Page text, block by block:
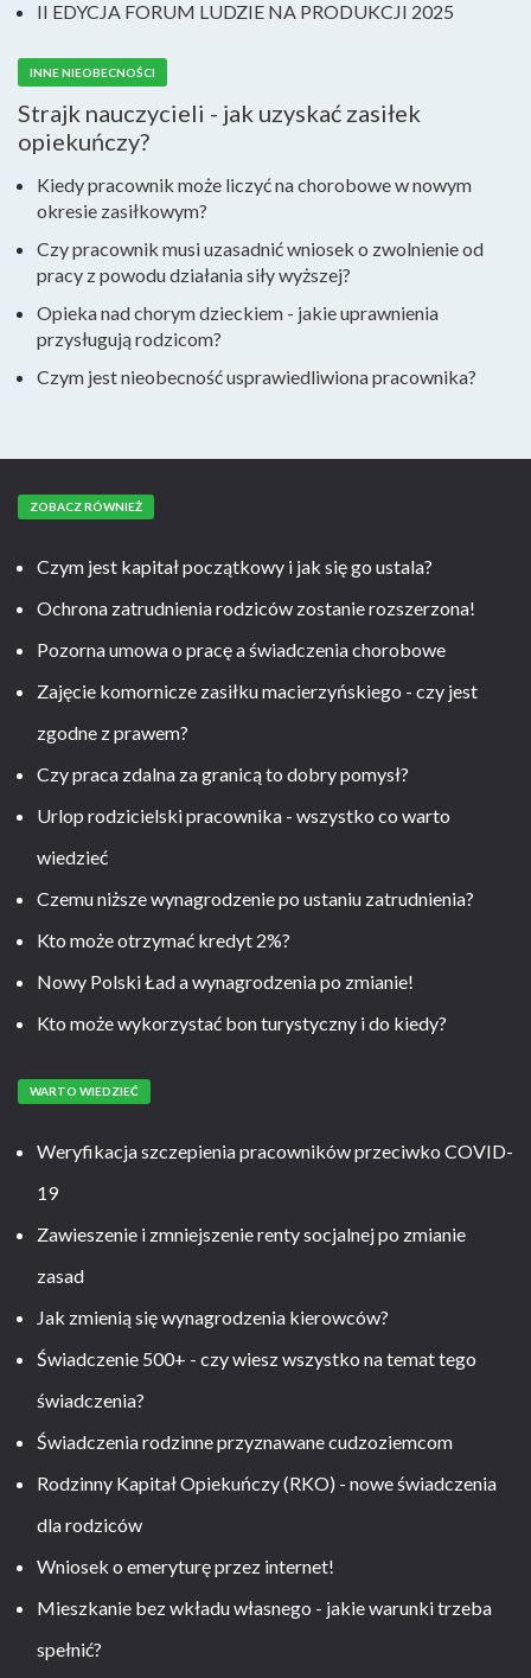
II EDYCJA FORUM LUDZIE NA PRODUKCJI 2025
INNE NIEOBECNOŚCI
Strajk nauczycieli - jak uzyskać zasiłek
opiekuńczy?
Kiedy pracownik może liczyć na chorobowe w nowym
okresie zasiłkowym?
Czy pracownik musi uzasadnić wniosek o zwolnienie od
pracy z powodu działania siły wyższej?
Opieka nad chorym dzieckiem - jakie uprawnienia
przysługują rodzicom?
Czym jest nieobecność usprawiedliwiona pracownika?
ZOBACZ RÓWNIEŻ
Czym jest kapitał początkowy i jak się go ustala?
Ochrona zatrudnienia rodziców zostanie rozszerzona!
Pozorna umowa o pracę a świadczenia chorobowe
Zajęcie komornicze zasiłku macierzyńskiego - czy jest
zgodne z prawem?
Czy praca zdalna za granicą to dobry pomysł?
Urlop rodzicielski pracownika - wszystko co warto
wiedzieć
Czemu niższe wynagrodzenie po ustaniu zatrudnienia?
Kto może otrzymać kredyt 2%?
Nowy Polski Ład a wynagrodzenia po zmianie!
Kto może wykorzystać bon turystyczny i do kiedy?
WARTO WIEDZIEĆ
Weryfikacja szczepienia pracowników przeciwko COVID-
19
Zawieszenie i zmniejszenie renty socjalnej po zmianie
zasad
Jak zmienią się wynagrodzenia kierowców?
Świadczenie 500+ - czy wiesz wszystko na temat tego
świadczenia?
Świadczenia rodzinne przyznawane cudzoziemcom
Rodzinny Kapitał Opiekuńczy (RKO) - nowe świadczenia
dla rodziców
Wniosek o emeryturę przez internet!
Mieszkanie bez wkładu własnego - jakie warunki trzeba
spełnić?